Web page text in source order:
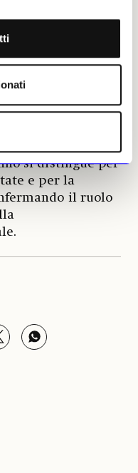
londinese,
fotografia
di coniugare
sulle
mondo animale.
si distingue per
e per la
il ruolo